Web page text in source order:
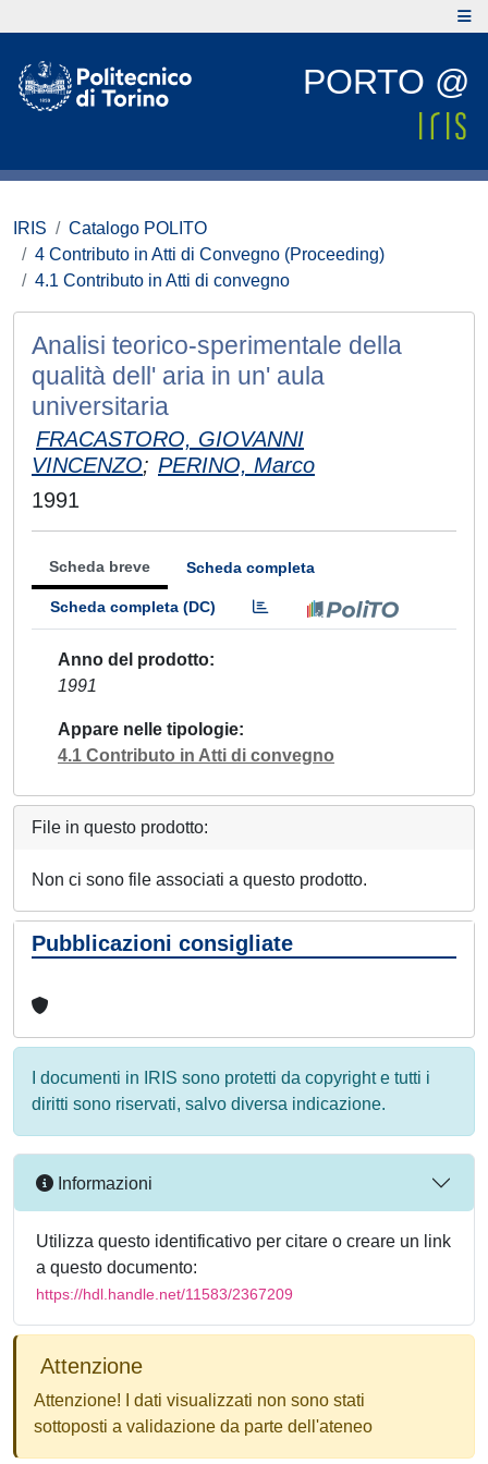
PORTO @
IRIS
Catalogo POLITO
4 Contributo in Atti di Convegno (Proceeding)
4.1 Contributo in Atti di convegno
Analisi teorico-sperimentale della
qualità dell' aria in un' aula
universitaria
FRACASTORO, GIOVANNI
VINCENZO; PERINO, Marco
1991
Scheda breve Scheda completa
Scheda completa (DC)
Anno del prodotto
1991
Appare nelle tipologie
4.1 Contributo in Atti di convegno
File in questo prodotto:
Non ci sono file associati a questo prodotto.
Pubblicazioni consigliate
I documenti in IRIS sono protetti da copyright e tutti i
diritti sono riservati, salvo diversa indicazione.
Informazioni
Utilizza questo identificativo per citare o creare un link
a questo documento:
https://hdl.handle.net/11583/2367209
Attenzione
Attenzione! I dati visualizzati non sono stati
sottoposti a validazione da parte dell'ateneo